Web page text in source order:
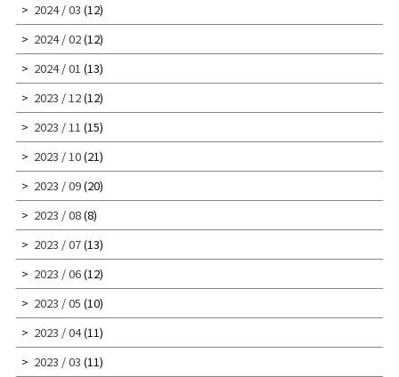
2024 / 03 (12)
2024 / 02(12)
2024 / 01 (13)
2023 / 12(12)
2023 / 11 (15)
2023 / 10(21)
2023 / 09(20)
2023 / 08(8)
2023 / 07(13)
2023 / 06(12)
2023 / 05 (10)
2023 / 04(11)
2023 / 03 (11)